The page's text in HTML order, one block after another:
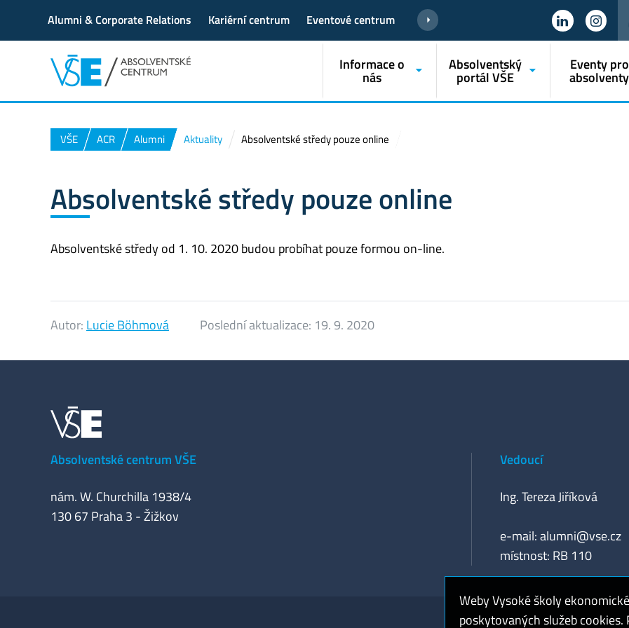
Alumni & Corporate Relations Kariérní centrum Eventové centrum
Informace o
nás
Absolventský
portál VŠE
Eventy pro
absolventy
VŠE ACR Alumni Aktuality Absolventské středy pouze online
Absolventské středy pouze online
Absolventské středy od 1. 10. 2020 budou probíhat pouze formou on-line.
Autor: Lucie Böhmová Poslední aktualizace: 19. 9. 2020
Absolventské centrum VŠE
nám. W. Churchilla 1938/4
130 67 Praha 3 - Žižkov
Vedoucí
Ing. Tereza Jiříková
e-mail:alumni@vse.cz
místnost: RB 110
Weby Vysoké školy
poskytovaných služeb